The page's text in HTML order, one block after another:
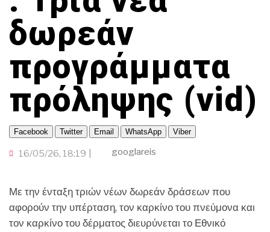
TRAVELLER
INFLUENCER
GAMER
ΒΡΟΥΜ ΒΡΟΥΜ
ΤΟΠΙΚΗ ΑΥΤΟΔΙΟΙΚΗΣΗ
ΟΙΚΟΝΟΜΙΑ
ΠΟΡΤΟΚΑΛΙ ΘΕΑ
ΑΛΛΑ ΣΠΟΡ
CINEΜΑΔΕΣ
Ο ΛΑΟΣ ΤΡΑΓΟΥΔΙ ΘΕΛΕΙ
ΜΕΓΑΣ CHEF
δωρεάν
προγράμματα
πρόληψης (vid)
Facebook Twitter Email WhatsApp Viber
16/05/26, 18:19 googlareis
Με την ένταξη τριών νέων δωρεάν δράσεων που
αφορούν την υπέρταση, τον καρκίνο του πνεύμονα και
τον καρκίνο του δέρματος διευρύνεται το Εθνικό